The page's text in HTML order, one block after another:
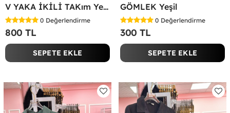
V YAKA İKİLİ TAKım Yeşil
0 Değerlendirme
800 TL
SEPETE EKLE
GÖMLEK Yeşil
0 Değerlendirme
300 TL
SEPETE EKLE